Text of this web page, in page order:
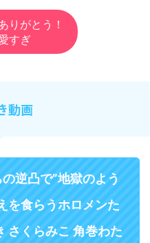
りがとう！
すぎ
動画
逆凸で”地獄のよう
を食らうホロメンた
さくらみこ 角巻わた